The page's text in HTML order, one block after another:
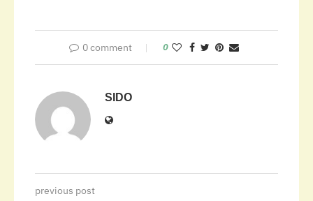
0 comment 0
SIDO
previous post